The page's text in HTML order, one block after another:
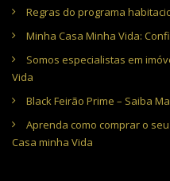
Regras do programa
Minha Casa Minha Vida:
Somos especialistas em
Vida
Black Feirão Prime – Saiba
Aprenda como comprar o
Casa minha Vida